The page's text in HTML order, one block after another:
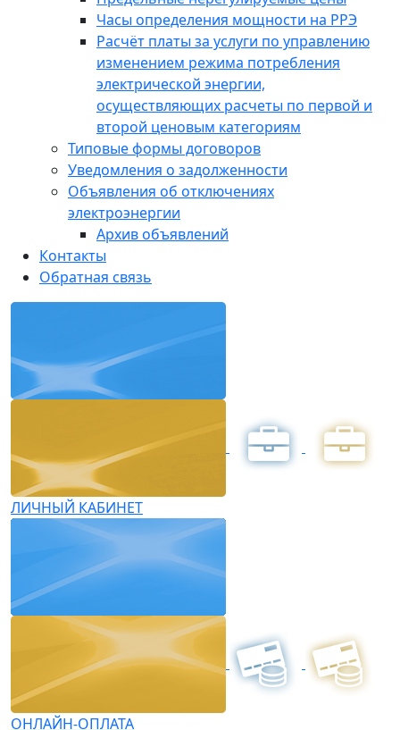
Часы определения мощности на РРЭ
Расчёт платы за услуги по управлению
изменением режима потребления
электрической энергии,
осуществляющих расчеты по первой и
второй ценовым категориям
Типовые формы договоров
Уведомления о задолженности
Объявления об отключениях
электроэнергии
Архив объявлений
Контакты
Обратная связь
ЛИЧНЫЙ КАБИНЕТ
ОНЛАЙН-ОПЛАТА